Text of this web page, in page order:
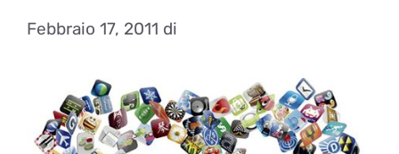
Febbraio 17, 2011 di